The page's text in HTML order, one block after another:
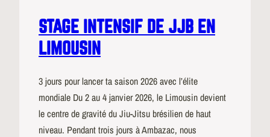
STAGE INTENSIF DE JJB EN
LIMOUSIN
3 jours pour lancer ta saison 2026 avec l’élite
mondiale Du 2 au 4 janvier 2026, le Limousin devient
le centre de gravité du Jiu-Jitsu brésilien de haut
niveau. Pendant trois jours à Ambazac, nous